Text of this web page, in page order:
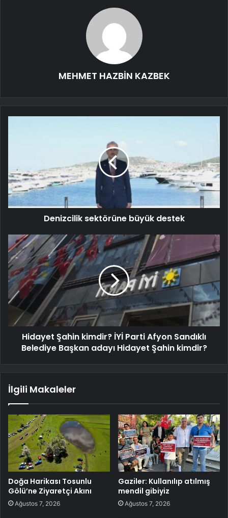
MEHMET HAZBİN KAZBEK
Denizcilik sektörüne büyük destek
Hidayet Şahin kimdir? İYİ Parti Afyon Sandıklı
Belediye Başkan adayı Hidayet Şahin kimdir?
İlgili Makaleler
Doğa Harikası Tosunlu
Gölü’ne Ziyaretçi Akını
Ağustos 7, 2026
Gaziler: Kullanılıp atılmış
mendil gibiyiz
Ağustos 7, 2026